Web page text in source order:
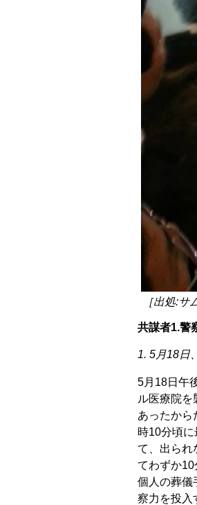
［出処:サ
共謀者1.警
1. 5月18日
5月18日午
ル医療院
あったから
時10分頃
て、出られ
てわずか10
個人の葬儀
察力を投入